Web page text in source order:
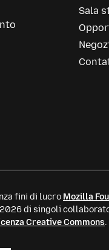
Sala
fini di lucro Mozilla
di singoli
Creative Commons.